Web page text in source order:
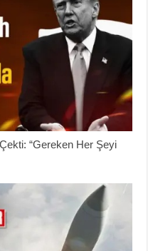
“Gereken Her Şeyi